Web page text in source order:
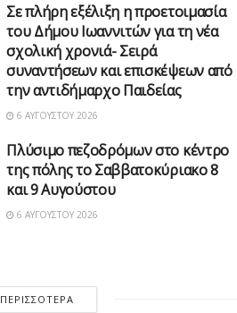
Σε πλήρη εξέλιξη η προετοιμασία
του Δήμου Ιωαννιτών για τη νέα
σχολική χρονιά- Σειρά
συναντήσεων και επισκέψεων από
την αντιδήμαρχο Παιδείας
6 ΑΥΓΟΎΣΤΟΥ 2026
Πλύσιμο πεζοδρόμων στο κέντρο
της πόλης το Σαββατοκύριακο 8
και 9 Αυγούστου
6 ΑΥΓΟΎΣΤΟΥ 2026
ΠΕΡΙΣΣΌΤΕΡΑ